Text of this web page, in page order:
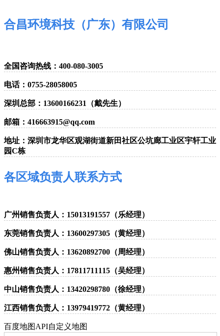
合昌环境科技（广东）有限公司
全国咨询热线：400-080-3005
电话：0755-28058005
深圳总部：13600166231（戴先生）
邮箱：416663915@qq.com
地址：深圳市龙华区观湖街道新田社区公坑廊工业区宇轩工业
园C栋
各区域负责人联系方式
广州销售负责人：15013191557（乐经理）
东莞销售负责人：13600297305（黄经理）
佛山销售负责人：13620892700（周经理）
惠州销售负责人：17811711115（吴经理）
中山销售负责人：13420298780（徐经理）
江西销售负责人：13979419772（黄经理）
百度地图API自定义地图